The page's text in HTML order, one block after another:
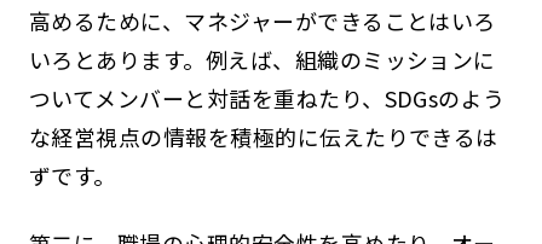
高めるために、マネジャーができることはいろ
いろとあります。例えば、組織のミッションに
ついてメンバーと対話を重ねたり、SDGsのよう
な経営視点の情報を積極的に伝えたりできるは
ずです。